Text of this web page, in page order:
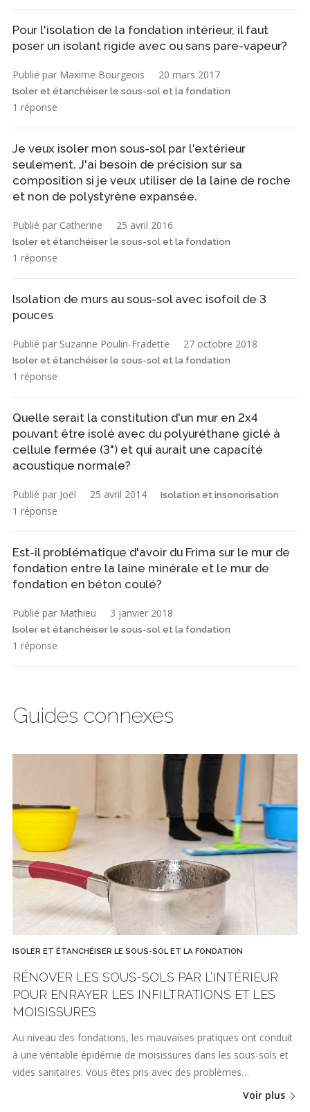
Pour l'isolation de la fondation intérieur, il faut
poser un isolant rigide avec ou sans pare-vapeur?
Publié par Maxime Bourgeois 20 mars 2017
Isoler et étanchéiser le sous-sol et la fondation
1 réponse
Je veux isoler mon sous-sol par l'extérieur
seulement. J'ai besoin de précision sur sa
composition si je veux utiliser de la laine de roche
et non de polystyrène expansée.
Publié par Catherine 25 avril 2016
Isoler et étanchéiser le sous-sol et la fondation
1 réponse
Isolation de murs au sous-sol avec isofoil de 3
pouces
Publié par Suzanne Poulin-Fradette 27 octobre 2018
Isoler et étanchéiser le sous-sol et la fondation
1 réponse
Quelle serait la constitution d'un mur en 2x4
pouvant être isolé avec du polyuréthane giclé à
cellule fermée (3") et qui aurait une capacité
acoustique normale?
Publié par Joël 25 avril 2014 Isolation et insonorisation
1 réponse
Est-il problématique d'avoir du Frima sur le mur de
fondation entre la laine minérale et le mur de
fondation en béton coulé?
Publié par Mathieu 3 janvier 2018
Isoler et étanchéiser le sous-sol et la fondation
1 réponse
Guides connexes
ISOLER ET ÉTANCHÉISER LE SOUS-SOL ET LA FONDATION
RÉNOVER LES SOUS-SOLS PAR L’INTÉRIEUR
POUR ENRAYER LES INFILTRATIONS ET LES
MOISISSURES
Au niveau des fondations, les mauvaises pratiques ont conduit
à une véritable épidémie de moisissures dans les sous-sols et
vides sanitaires. Vous êtes pris avec des problèmes…
Voir plus